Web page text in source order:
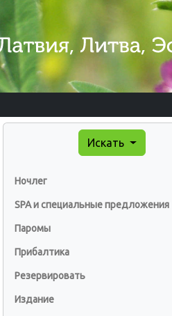
Искать
Ночлег
SPA и специальные предложения
Паромы
Прибалтика
Резервировать
Издание